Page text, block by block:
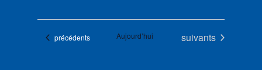
Évènements
précédents Aujourd’hui Évènements
suivants